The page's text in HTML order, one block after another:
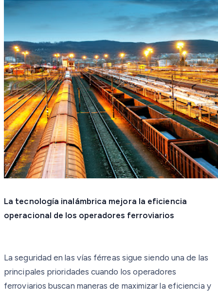
La tecnología inalámbrica mejora la eficiencia
operacional de los operadores ferroviarios
La seguridad en las vías férreas sigue siendo una de las
principales prioridades cuando los operadores
ferroviarios buscan maneras de maximizar la eficiencia y